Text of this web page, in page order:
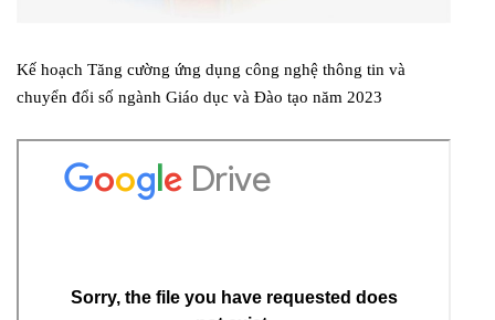
Kế hoạch Tăng cường ứng dụng công nghệ thông tin và
chuyển đổi số ngành Giáo dục và Đào tạo năm 2023